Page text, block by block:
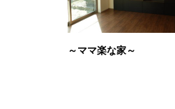
～ママ楽な家～